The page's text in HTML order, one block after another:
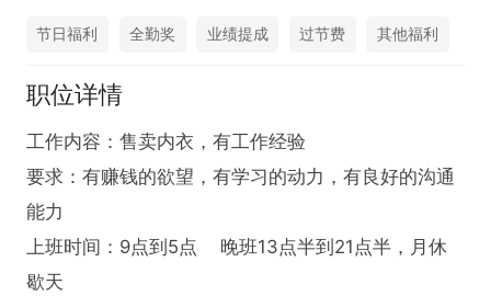
节日福利 全勤奖 业绩提成 过节费 其他福利
职位详情
工作内容：售卖内衣，有工作经验
要求：有赚钱的欲望，有学习的动力，有良好的沟通
能力
上班时间：9点到5点    晚班13点半到21点半，月休
歇天